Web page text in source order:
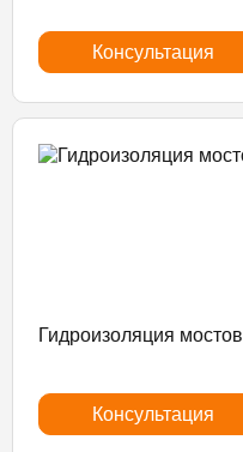
Консультация
Гидроизоляция мостов
Консультация